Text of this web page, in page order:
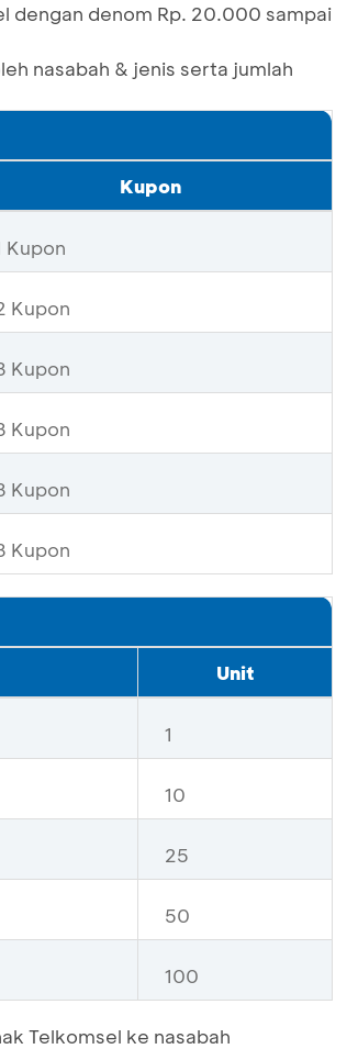
dengan denom Rp. 20.000 sampai
nasabah & jenis serta jumlah
Kupon
Kupon
Kupon
Kupon
Kupon
Kupon
Kupon
Unit
1
10
25
50
100
Telkomsel ke nasabah